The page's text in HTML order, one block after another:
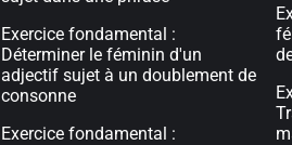
Exercice fondamental :
Déterminer le féminin d'un
adjectif sujet à un doublement de
consonne
Exercice fondamental :